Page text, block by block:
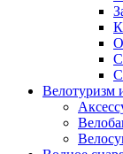
Велотуризм